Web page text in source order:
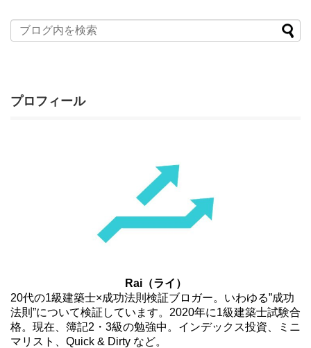
プロフィール
Rai（ライ）
20代の1級建築士×成功法則検証ブロガー。いわゆる”成功
法則”について検証しています。2020年に1級建築士試験合
格。現在、簿記2・3級の勉強中。インデックス投資、ミニ
マリスト、Quick & Dirty など。